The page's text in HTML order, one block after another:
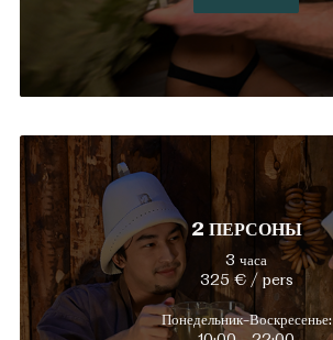
2 ПЕРСОНЫ
3 часа
325 € / pers
Понедельник-Воскресенье: